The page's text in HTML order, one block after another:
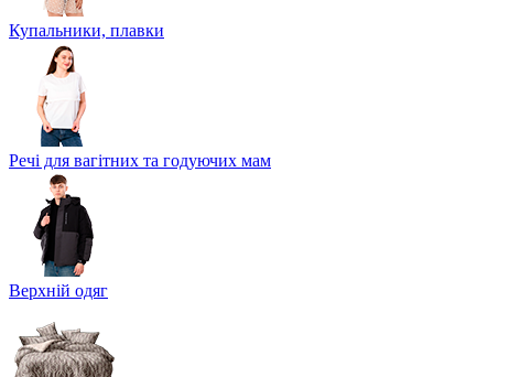
Купальники, плавки
Речі для вагітних та годуючих мам
Верхній одяг